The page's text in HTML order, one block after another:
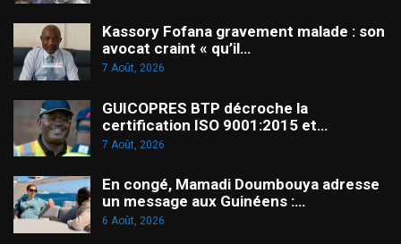
Kassory Fofana gravement malade : son
avocat craint « qu’il…
7 Août, 2026
GUICOPRES BTP décroche la
certification ISO 9001:2015 et…
7 Août, 2026
En congé, Mamadi Doumbouya adresse
un message aux Guinéens :…
6 Août, 2026